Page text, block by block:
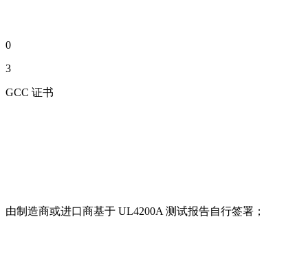
0
3
GCC 证书
由制造商或进口商基于 UL4200A 测试报告自行签署；